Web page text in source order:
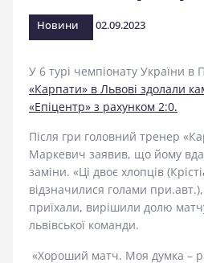
стадіоні
Новини 02.09.2023
У 6 турі чемпіонату України в
«Карпати» в Львові здолали
«Епіцентр» з рахунком 2:0.
Після гри головний тренер
Маркевич заявив, що йому
заміни. «Ці двоє хлопців
відзначилися голами
приїхали, вирішили долю
львівської команди.
«Хороший матч. Моя думка –